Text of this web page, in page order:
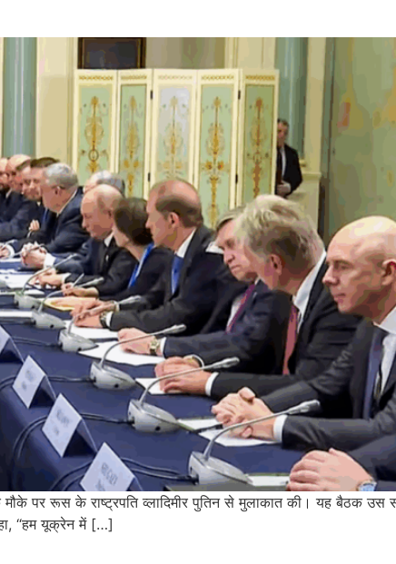
पर रूस के राष्ट्रपति व्लादिमीर पुतिन से मुलाकात की। यह बैठक
“हम यूक्रेन में […]